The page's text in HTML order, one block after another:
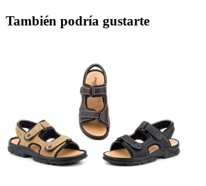
También podría gustarte